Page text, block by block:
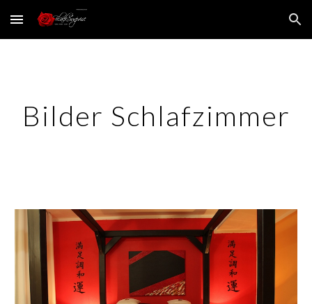
Skip to main content Skip to navigation
Bilder Schlafzimmer